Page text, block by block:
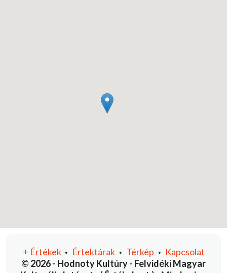
© 2026 - Hodnoty Kultúry - Felvidéki Magyar
+ Értékek • Értektárak• Térkép • Kapcsolat